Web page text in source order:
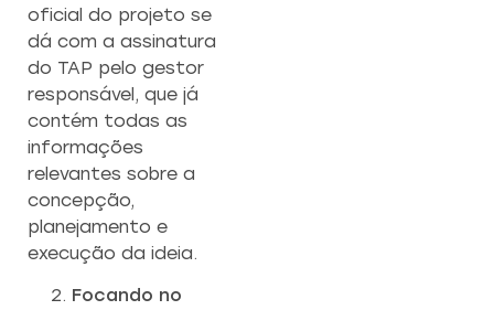
oficial do projeto se
dá com a assinatura
do TAP pelo gestor
responsável, que já
contém todas as
informações
relevantes sobre a
concepção,
planejamento e
execução da ideia.
Focando no